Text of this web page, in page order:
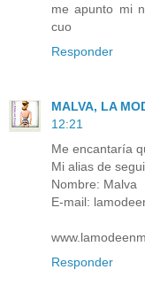
me apunto mi
cuo
Responder
MALVA, LA
12:21
Me encantaría
Mi alias de
Nombre: Malva
E-mail:
Responder